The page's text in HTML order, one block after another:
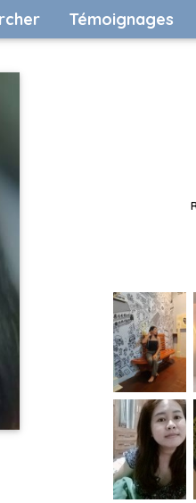
Témoignages